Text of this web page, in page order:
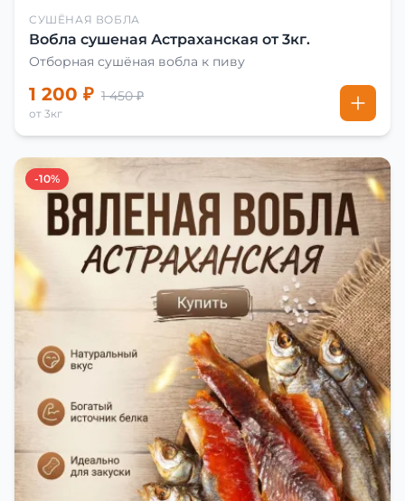
СУШЁНАЯ ВОБЛА
Вобла сушеная Астраханская от 3кг.
Отборная сушёная вобла к пиву
1 200 ₽ 1 450 ₽
от 3кг
-10%